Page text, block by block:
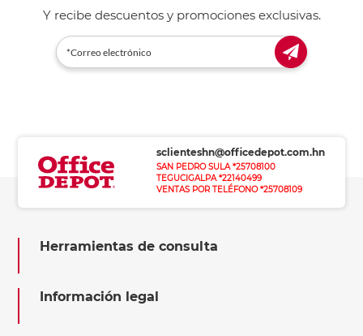
Y recibe descuentos y promociones exclusivas.
sclienteshn@officedepot.com.hn
SAN PEDRO SULA *25708100
TEGUCIGALPA *22140499
VENTAS POR TELÉFONO *25708109
Herramientas de consulta
Información legal